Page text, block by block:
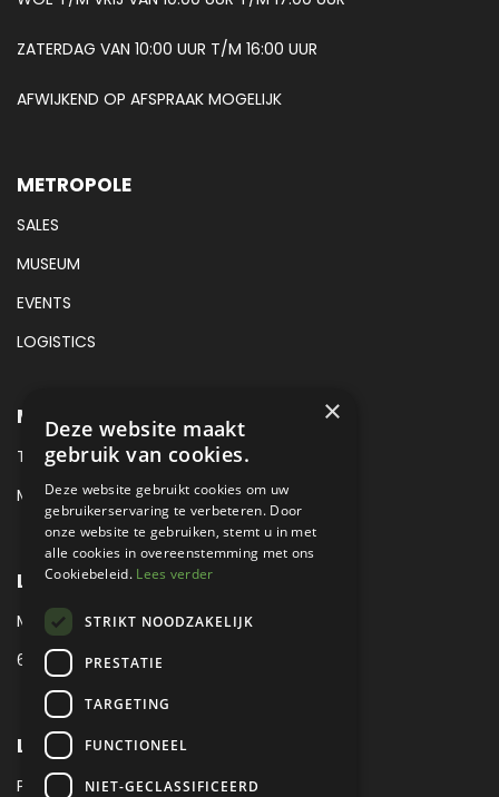
ZATERDAG VAN 10:00 UUR T/M 16:00 UUR
AFWIJKEND OP AFSPRAAK MOGELIJK
METROPOLE
SALES
MUSEUM
EVENTS
LOGISTICS
METROPOLE SALES CONTACT
TEL:+31 (0) 88 425 94 00
MAIL:SALES@METROPOLE.NL
LOCATIE
MEUBELLAAN 1 / VIA ENZO FERRARI
6651 KV DRUTEN / THE NETHERLANDS
LEGAL
PRIVACY VERKLARING
×
Deze website maakt
gebruik van cookies.
Deze website gebruikt cookies om uw
gebruikerservaring te verbeteren. Door
onze website te gebruiken, stemt u in met
alle cookies in overeenstemming met ons
Cookiebeleid. Lees verder
STRIKT NOODZAKELIJK
PRESTATIE
TARGETING
FUNCTIONEEL
NIET-GECLASSIFICEERD